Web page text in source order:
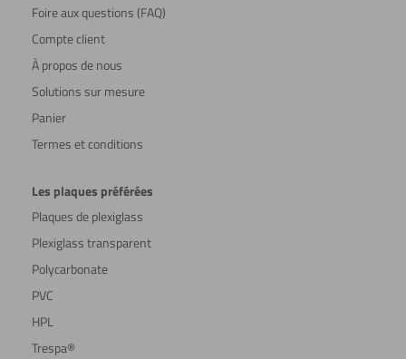
Foire aux questions (FAQ)
Compte client
À propos de nous
Solutions sur mesure
Panier
Termes et conditions
Les plaques préférées
Plaques de plexiglass
Plexiglass transparent
Polycarbonate
PVC
HPL
Trespa®